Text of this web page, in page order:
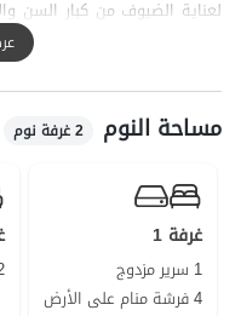
لعناية الضيوف من كبار السن
عن فيلا ودور أرضي ويحتوي على 3 سلالم
ويعتبر موقف السيارات مسكنا
المسافة إلى المدينة 7 دقائق
المسافة من الغابة 5 دقائق وعن البحر 20 دقيقة
مساحة النوم 2 غرفة نوم
غرفة 1
1 سرير مزدوج
4 فرشة منام على الأرض
2